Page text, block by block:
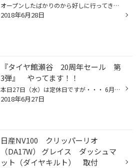
オープンしたばかりのから好しに行ってきました。場所は大和市にあります。から好しは唐揚げ専門店です。 専門店だけあって衣はサクサクで中はジューシーでした。すかいらーくグループなので値段もリーズナブルでした。隣にはしゃぶ葉もオープンしていました。
2018年6月28日
『タイヤ館瀬谷 20周年セール 第
3弾』 やってます！！
本日27日（水）は定休日ですが・・・ 6月23日（土）～7月1日（日）まで『タイヤ館瀬谷 20周年セール 第3弾』を開催しています。 豪華賞品が当たる大抽選会も大好評開催中です。 この機会にぜひお越しください！
2018年6月27日
日産NV100 クリッパーリオ
（DA17W） グレイス ダッシュマ
ット（ダイヤキルト） 取付